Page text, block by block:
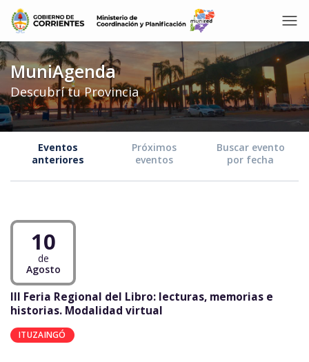
MuniAgenda
Descubrí tu Provincia
Eventos
anteriores
Próximos
eventos
Buscar evento
por fecha
10
de
Agosto
III Feria Regional del Libro: lecturas, memorias e
historias. Modalidad virtual
ITUZAINGÓ